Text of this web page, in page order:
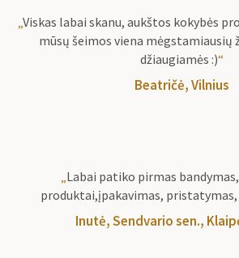
Viskas labai skanu, aukštos kokybės
mūsų šeimos viena mėgstamiausių
džiaugiamės :)“
Beatričė, Vilnius
Labai patiko pirmas
produktai,įpakavimas,
Inutė, Sendvario sen.,